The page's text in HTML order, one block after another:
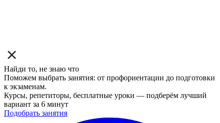
Найди то, не знаю что
Поможем выбрать занятия: от профориентации до подготовки
к экзаменам.
Курсы, репетиторы, бесплатные уроки — подберём лучший
вариант за 6 минут
Подобрать занятия